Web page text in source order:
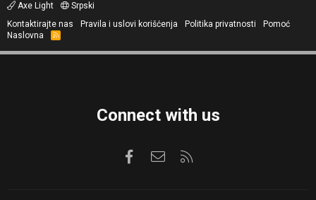
Axe Light
Srpski
Kontaktirajte nas
Pravila i uslovi korišćenja Politika privatnosti
Pomoć
Naslovna
R
S
Connect with us
FacebookKontaktirajte nas